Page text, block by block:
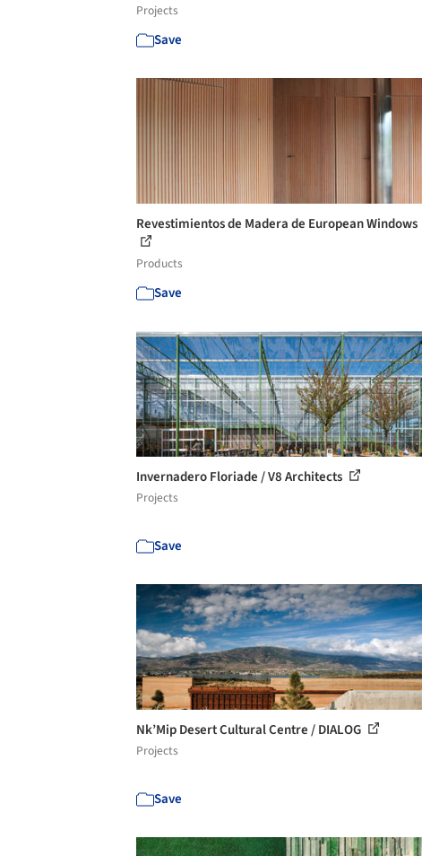
Projects
Save
Revestimientos de Madera de European Windows
Products
Save
Invernadero Floriade / V8 Architects
Projects
Save
Nk’Mip Desert Cultural Centre / DIALOG
Projects
Save